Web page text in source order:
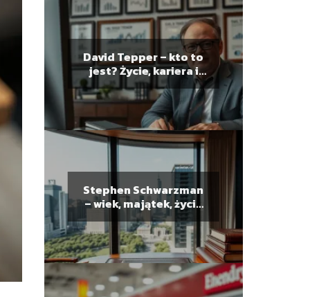
David Tepper – kto to
jest? Życie, kariera i
kontrowersje
Stephen Schwarzman
– wiek, majątek, życie
prywatne